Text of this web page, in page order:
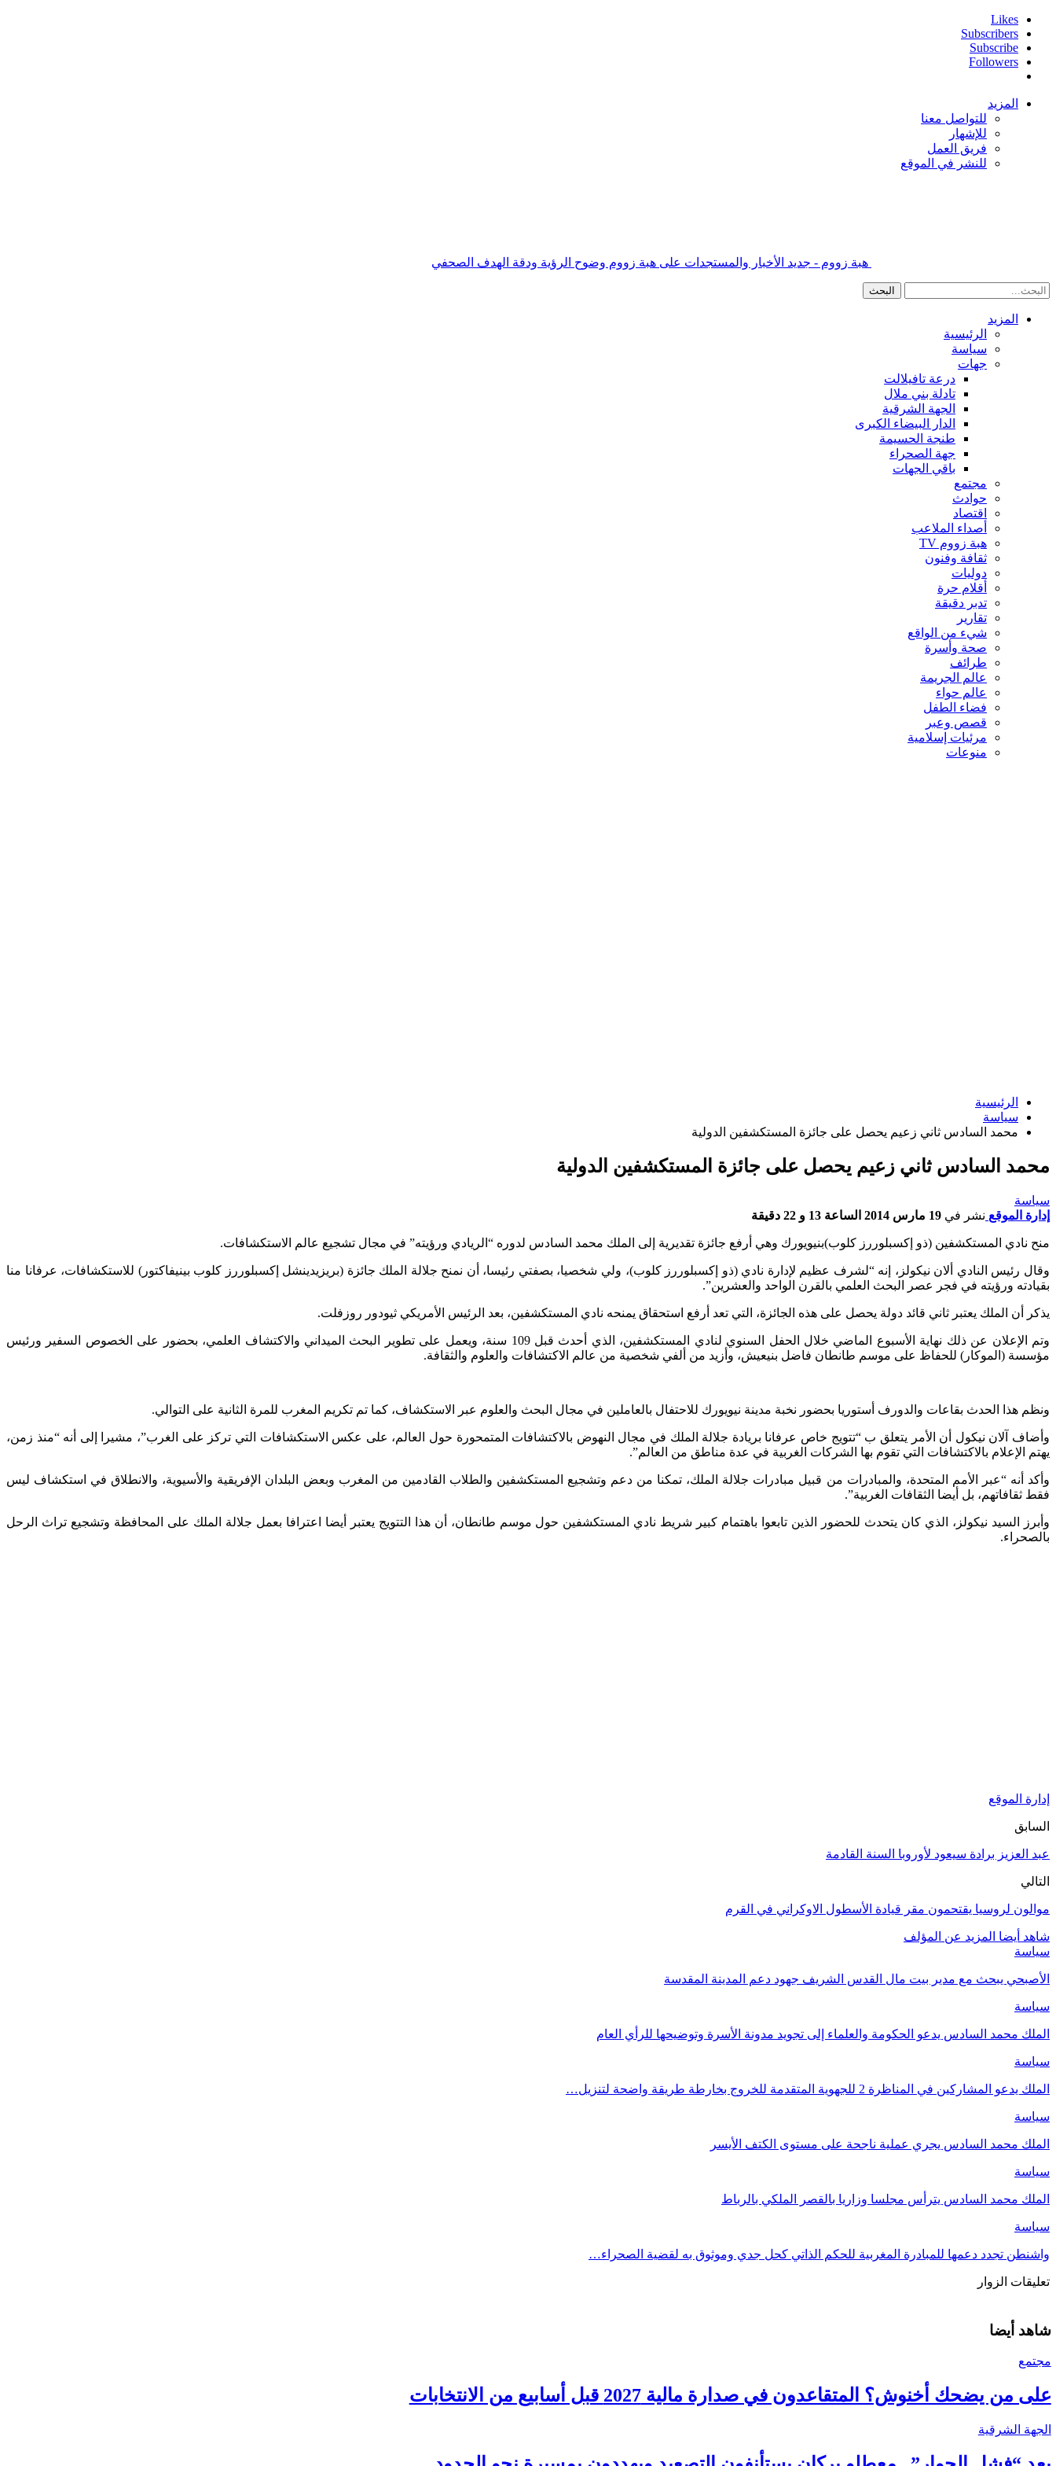
Likes
Subscribers
Subscribe
Followers
المزيد
للتواصل معنا
للإشهار
فريق العمل
للنشر في الموقع
هبة زووم - جديد الأخبار والمستجدات على هبة زووم وضوح الرؤية ودقة الهدف الصحفي
المزيد
الرئيسية
سياسة
جهات
درعة تافيلالت
تادلة بني ملال
الجهة الشرقية
الدار البيضاء الكبرى
طنجة الحسيمة
جهة الصحراء
باقي الجهات
مجتمع
حوادث
اقتصاد
أصداء الملاعب
هبة زووم TV
ثقافة وفنون
دوليات
أقلام حرة
تدبر دقيقة
تقارير
شيء من الواقع
صحة وأسرة
طرائف
عالم الجريمة
عالم حواء
فضاء الطفل
قصص وعبر
مرئيات إسلامية
منوعات
الرئيسية
سياسة
محمد السادس ثاني زعيم يحصل على جائزة المستكشفين الدولية
محمد السادس ثاني زعيم يحصل على جائزة المستكشفين الدولية
سياسة
إدارة الموقع نشر في 19 مارس 2014 الساعة 13 و 22 دقيقة
منح نادي المستكشفين (ذو إكسبلوررز كلوب)بنيويورك وهي أرفع جائزة تقديرية إلى الملك محمد السادس لدوره “الريادي ورؤيته” في مجال تشجيع عالم الاستكشافات.
وقال رئيس النادي ألان نيكولز، إنه “لشرف عظيم لإدارة نادي (ذو إكسبلوررز كلوب)، ولي شخصيا، بصفتي رئيسا، أن نمنح جلالة الملك جائزة (بريزيدينشل إكسبلوررز كلوب بينيفاكتور) للاستكشافات، عرفانا منا
بقيادته ورؤيته في فجر عصر البحث العلمي بالقرن الواحد والعشرين”.
يذكر أن الملك يعتبر ثاني قائد دولة يحصل على هذه الجائزة، التي تعد أرفع استحقاق يمنحه نادي المستكشفين، بعد الرئيس الأمريكي ثيودور روزفلت.
وتم الإعلان عن ذلك نهاية الأسبوع الماضي خلال الحفل السنوي لنادي المستكشفين، الذي أحدث قبل 109 سنة، ويعمل على تطوير البحث الميداني والاكتشاف العلمي، بحضور على الخصوص السفير ورئيس
مؤسسة (الموكار) للحفاظ على موسم طانطان فاضل بنيعيش، وأزيد من ألفي شخصية من عالم الاكتشافات والعلوم والثقافة.
ونظم هذا الحدث بقاعات والدورف أستوريا بحضور نخبة مدينة نيويورك للاحتفال بالعاملين في مجال البحث والعلوم عبر الاستكشاف، كما تم تكريم المغرب للمرة الثانية على التوالي.
وأضاف آلان نيكول أن الأمر يتعلق ب “تتويج خاص عرفانا بريادة جلالة الملك في مجال النهوض بالاكتشافات المتمحورة حول العالم، على عكس الاستكشافات التي تركز على الغرب”، مشيرا إلى أنه “منذ زمن،
يهتم الإعلام بالاكتشافات التي تقوم بها الشركات الغربية في عدة مناطق من العالم”.
وأكد أنه “عبر الأمم المتحدة، والمبادرات من قبيل مبادرات جلالة الملك، تمكنا من دعم وتشجيع المستكشفين والطلاب القادمين من المغرب وبعض البلدان الإفريقية والأسيوية، والانطلاق في استكشاف ليس
فقط ثقافاتهم، بل أيضا الثقافات الغربية”.
وأبرز السيد نيكولز، الذي كان يتحدث للحضور الذين تابعوا باهتمام كبير شريط نادي المستكشفين حول موسم طانطان، أن هذا التتويج يعتبر أيضا اعترافا بعمل جلالة الملك على المحافظة وتشجيع تراث الرحل
بالصحراء.
إدارة الموقع
السابق
عبد العزيز برادة سيعود لأوروبا السنة القادمة
التالي
موالون لروسيا يقتحمون مقر قيادة الأسطول الاوكراني في القرم
شاهد أيضا المزيد عن المؤلف
سياسة
الأصبحي يبحث مع مدير بيت مال القدس الشريف جهود دعم المدينة المقدسة
سياسة
الملك محمد السادس يدعو الحكومة والعلماء إلى تجويد مدونة الأسرة وتوضيحها للرأي العام
سياسة
الملك يدعو المشاركين في المناظرة 2 للجهوية المتقدمة للخروج بخارطة طريقة واضحة لتنزيل…
سياسة
الملك محمد السادس يجري عملية ناجحة على مستوى الكتف الأيسر
سياسة
الملك محمد السادس يترأس مجلسا وزاريا بالقصر الملكي بالرباط
سياسة
واشنطن تجدد دعمها للمبادرة المغربية للحكم الذاتي كحل جدي وموثوق به لقضية الصحراء…
تعليقات الزوار
شاهد أيضا
مجتمع
على من يضحك أخنوش؟ المتقاعدون في صدارة مالية 2027 قبل أسابيع من الانتخابات
الجهة الشرقية